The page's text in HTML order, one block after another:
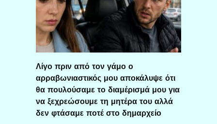
Λίγο πριν από τον γάμο ο
αρραβωνιαστικός μου αποκάλυψε ότι
θα πουλούσαμε το διαμέρισμά μου για
να ξεχρεώσουμε τη μητέρα του αλλά
δεν φτάσαμε ποτέ στο δημαρχείο